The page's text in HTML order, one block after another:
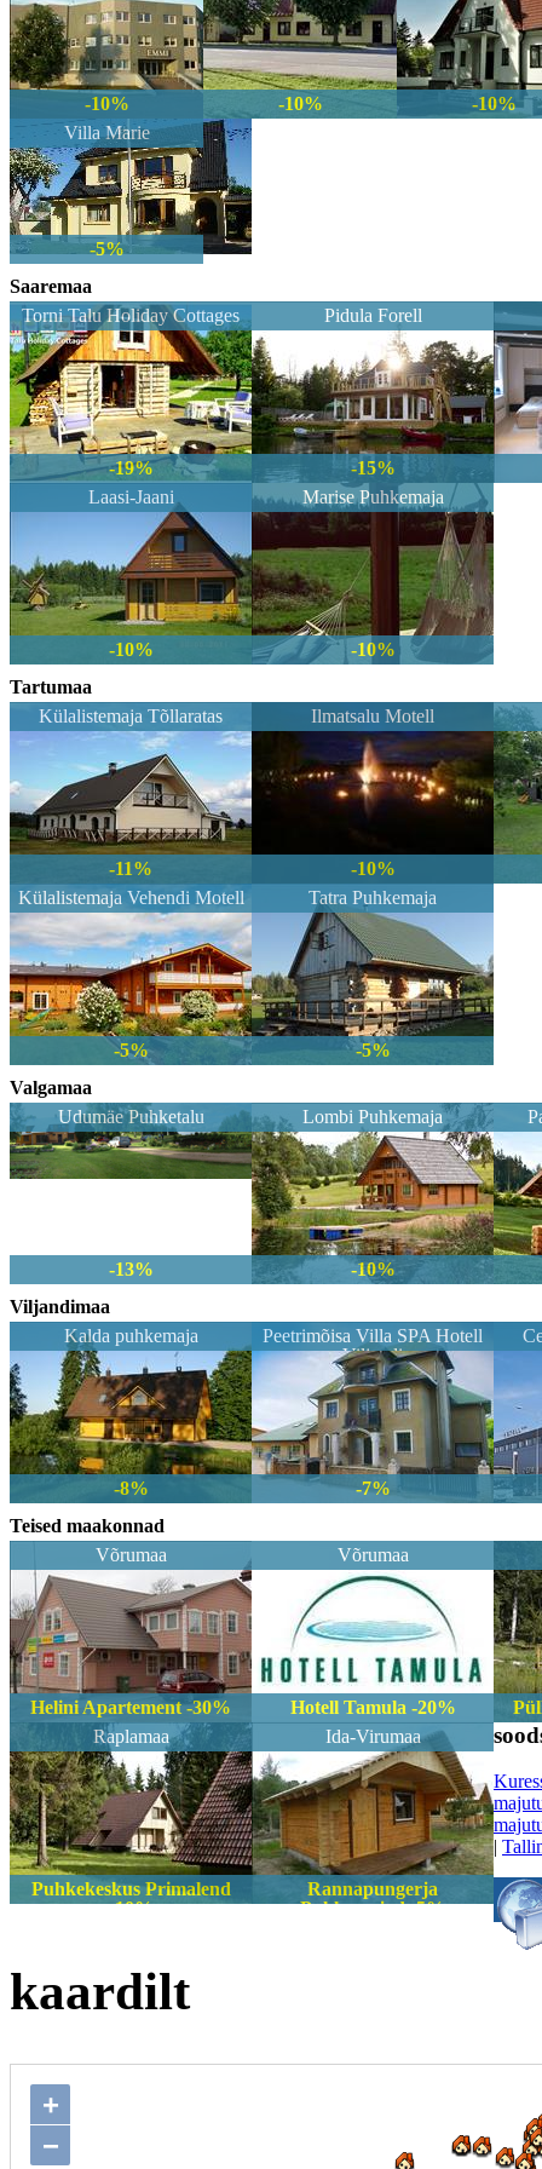
Broneeritud 25.07.2026 16:38
-10% -10%
-10%
Villa Marie
-5%
Saaremaa
Torni Talu Holiday Cottages
-19%
Pidula Forell
-15%
Laasi-Jaani
-10%
Marise Puhkemaja
-10%
Tartumaa
Külalistemaja Tõllaratas
-11%
Ilmatsalu Motell
-10%
Külalistemaja Vehendi Motell
-5%
Tatra Puhkemaja
-5%
Valgamaa
Udumäe Puhketalu
-13%
Lombi Puhkemaja
-10%
Viljandimaa
Kalda puhkemaja
-8%
Peetrimõisa Villa SPA Hotell
Viljandi
-7%
Teised maakonnad
Võrumaa
Helini Apartement -30%
Võrumaa
Hotell Tamula -20%
Raplamaa
Puhkekeskus Primalend
-10%
Ida-Virumaa
Rannapungerja
Puhkemajad -5%
|
kaardilt